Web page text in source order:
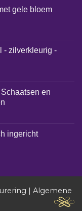
gele bloem
- zilverkleurig -
en
ingericht
| Algemene